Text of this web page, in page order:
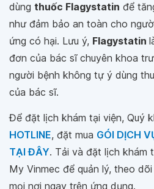
dùng thuốc Flagystatin để
như đảm bảo an toàn cho
ứng có hại. Lưu ý, Flagystatin
đơn của bác sĩ chuyên khoa
người bệnh không tự ý dùng
của bác sĩ.
Để đặt lịch khám tại viện, Quý
HOTLINE, đặt mua GÓI DỊCH
TẠI ĐÂY. Tải và đặt lịch khám
My Vinmec để quản lý, theo
mọi nơi ngay trên ứng dụng.